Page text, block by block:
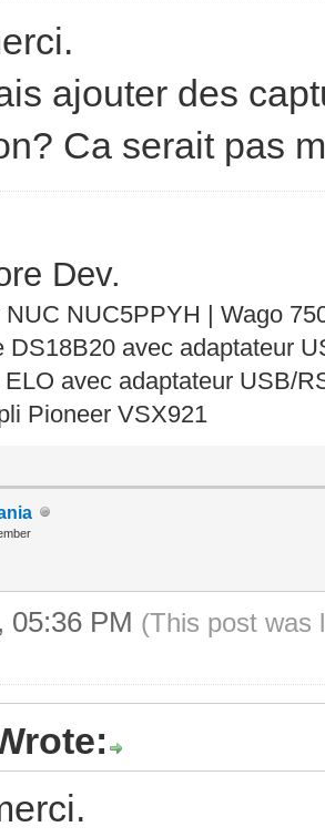
ajouter des
Ca serait pas
Dev.
NUC5PPYH | Wago
DS18B20 avec adaptateur
avec adaptateur USB/
Pioneer VSX921
05:36 PM (This post was